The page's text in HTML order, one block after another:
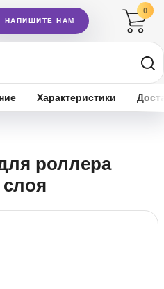
НАПИШИТЕ НАМ
0
Характеристики
роллера
слоя